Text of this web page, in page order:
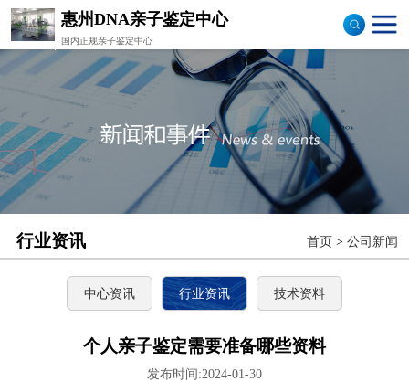
惠州DNA亲子鉴定中心
国内正规亲子鉴定中心
行业资讯 首页 > 公司新闻
中心资讯 行业资讯 技术资料
个人亲子鉴定需要准备哪些资料
发布时间:2024-01-30
司法亲子鉴定
隐私亲子鉴定
孕期亲子鉴定
落户亲子鉴定
样本采集